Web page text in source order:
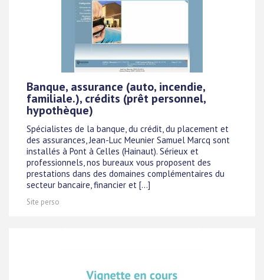
Banque, assurance (auto, incendie,
familiale.), crédits (prêt personnel,
hypothèque)
Spécialistes de la banque, du crédit, du placement et
des assurances, Jean-Luc Meunier Samuel Marcq sont
installés à Pont à Celles (Hainaut). Sérieux et
professionnels, nos bureaux vous proposent des
prestations dans des domaines complémentaires du
secteur bancaire, financier et [...]
Site perso